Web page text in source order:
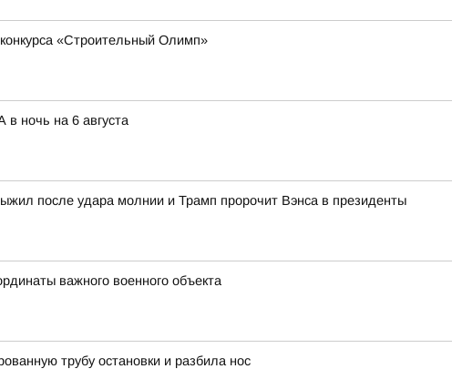
«Строительный Олимп»
ночь на 6 августа
после удара молнии и Трамп пророчит Вэнса в президенты
важного военного объекта
трубу остановки и разбила нос